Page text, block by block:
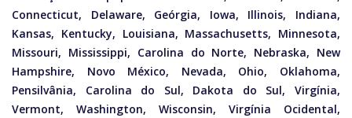
Connecticut, Delaware, Geórgia, Iowa, Illinois, Indiana,
Kansas, Kentucky, Louisiana, Massachusetts, Minnesota,
Missouri, Mississippi, Carolina do Norte, Nebraska, New
Hampshire, Novo México, Nevada, Ohio, Oklahoma,
Pensilvânia, Carolina do Sul, Dakota do Sul, Virgínia,
Vermont, Washington, Wisconsin, Virgínia Ocidental,